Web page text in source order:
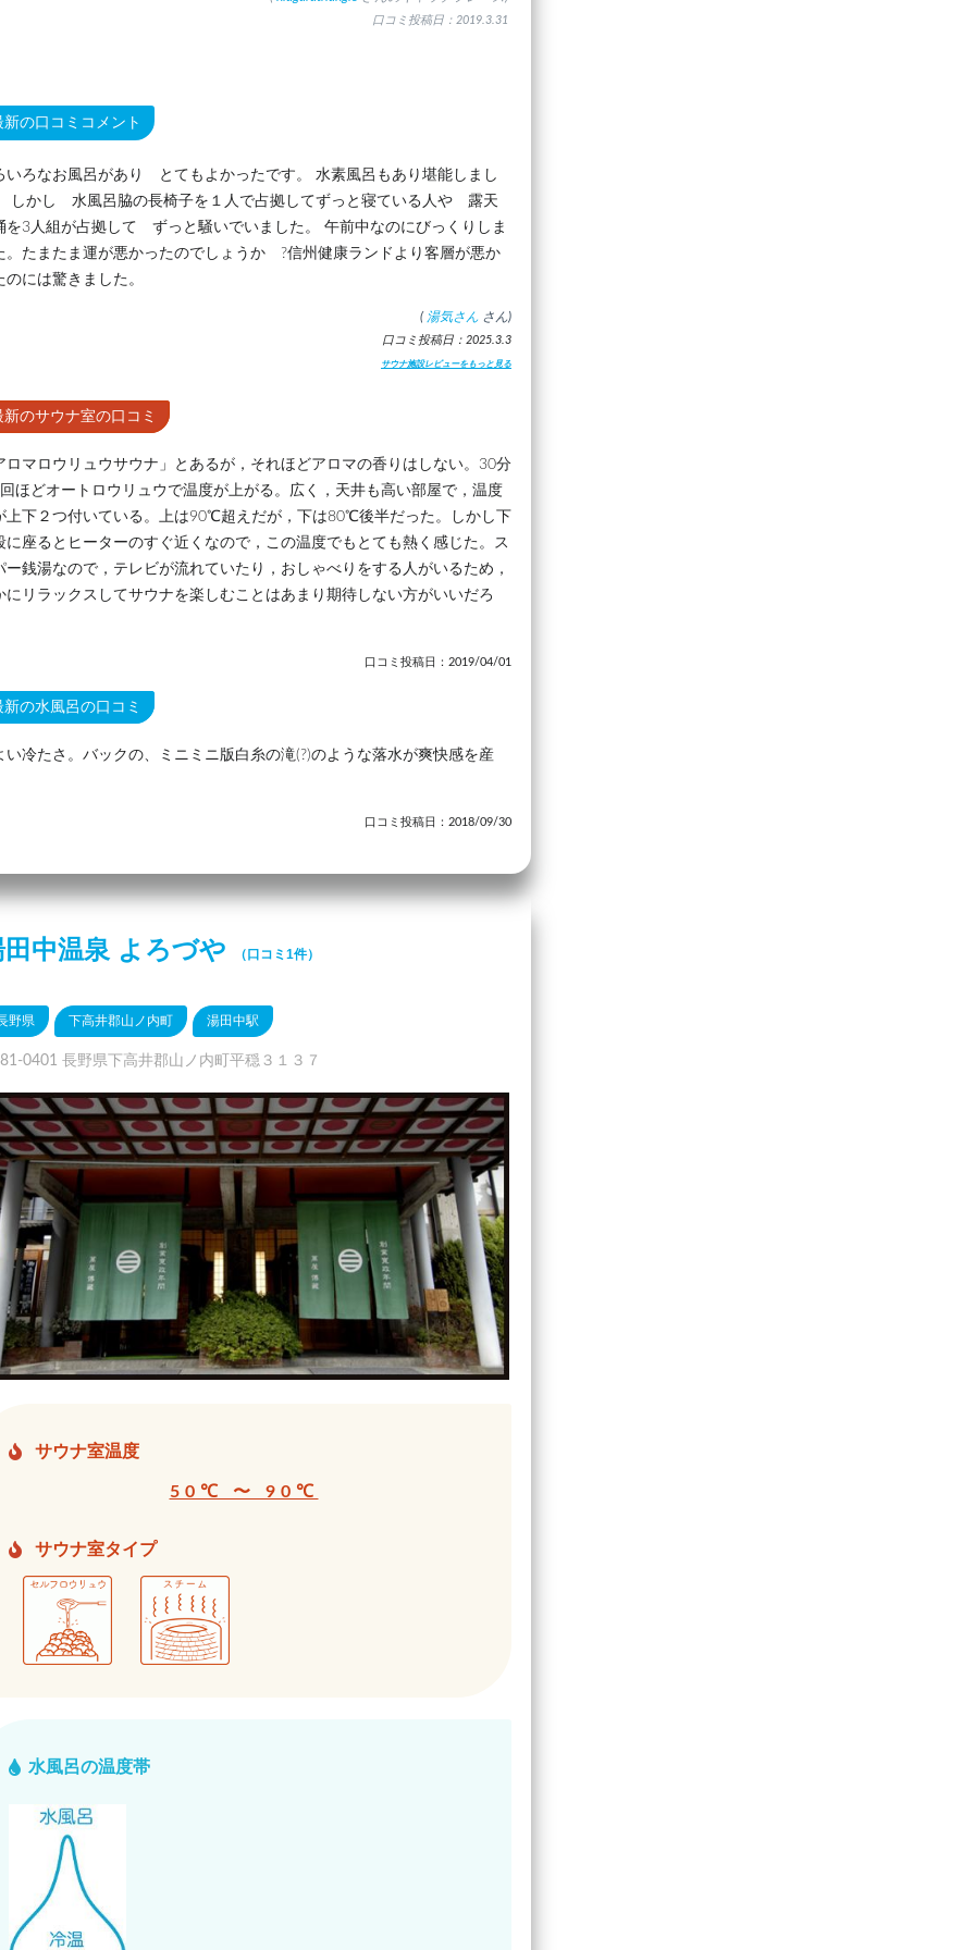
口コミ投稿日：2019.3.31
新の口コミコメント
いろなお風呂があり とてもよかったです。 水素風呂もあり堪能しまし
しかし 水風呂脇の長椅子を１人で占拠してずっと寝ている人や 露天
を3人組が占拠して ずっと騒いでいました。 午前中なのにびっくりしま
。たまたま運が悪かったのでしょうか ?信州健康ランドより客層が悪か
のには驚きました。
( 湯気さん さん)
口コミ投稿日：2025.3.3
サウナ施設レビューをもっと見る
新のサウナ室の口コミ
ロマロウリュウサウナ」とあるが，それほどアロマの香りはしない。30分
ほどオートロウリュウで温度が上がる。広く，天井も高い部屋で，温度
上下２つ付いている。上は90℃超えだが，下は80℃後半だった。しかし下
に座るとヒーターのすぐ近くなので，この温度でもとても熱く感じた。ス
ー銭湯なので，テレビが流れていたり，おしゃべりをする人がいるため，
にリラックスしてサウナを楽しむことはあまり期待しない方がいいだろ
口コミ投稿日：2019/04/01
新の水風呂の口コミ
い冷たさ。バックの、ミニミニ版白糸の滝(?)のような落水が爽快感を産
口コミ投稿日：2018/09/30
田中温泉 よろづや （口コミ1件）
野県 下高井郡山ノ内町 湯田中駅
0401 長野県下高井郡山ノ内町平穏３１３７
サウナ室温度
50℃ 〜 90℃
サウナ室タイプ
水風呂の温度帯